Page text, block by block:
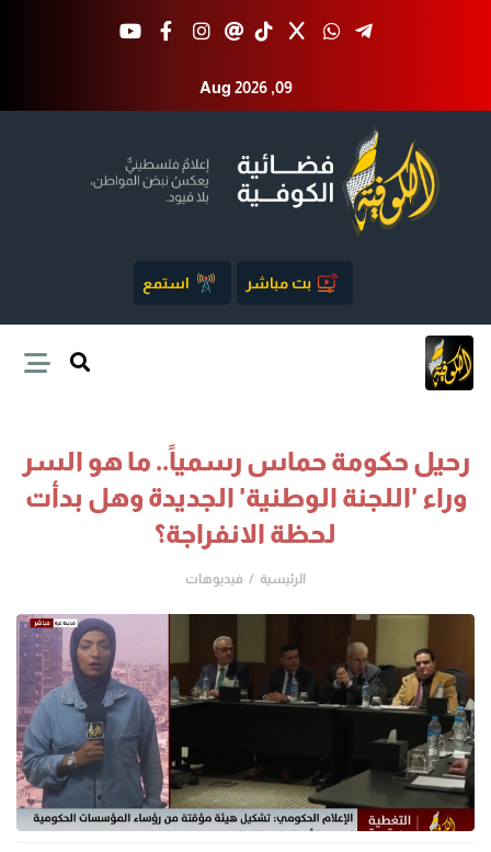
Aug 2026 ,09
بث مباشر استمع
رحيل حكومة حماس رسمياً.. ما هو السر
وراء 'اللجنة الوطنية' الجديدة وهل بدأت
لحظة الانفراجة؟
الرئيسية فيديوهات